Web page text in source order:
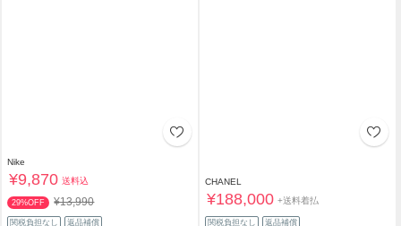
Nike
¥9,870 送料込
29%OFF ¥13,990
関税負担なし 返品補償
CHANEL
¥188,000 +送料着払
関税負担なし 返品補償